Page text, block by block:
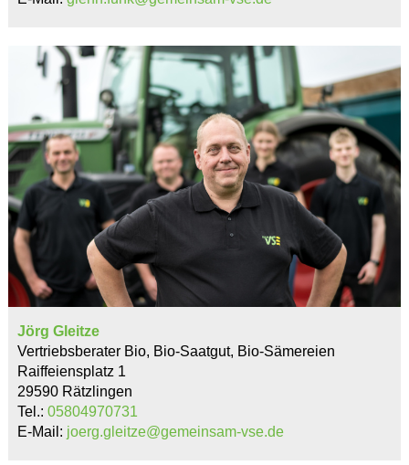
Jörg Gleitze
Vertriebsberater Bio, Bio-Saatgut, Bio-Sämereien
Raiffeiensplatz 1
29590 Rätzlingen
Tel.: 05804970731
E-Mail: joerg.gleitze@gemeinsam-vse.de